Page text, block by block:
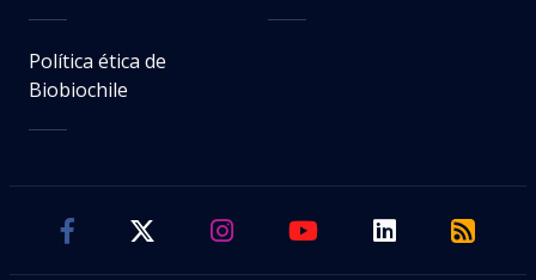
Política ética de
Biobiochile